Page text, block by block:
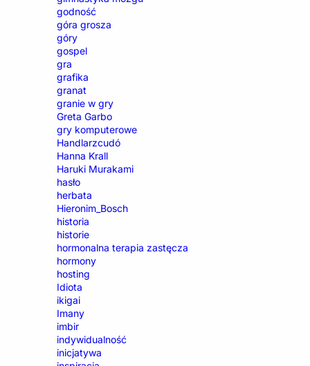
godność
góra grosza
góry
gospel
gra
grafika
granat
granie w gry
Greta Garbo
gry komputerowe
Handlarzcudó
Hanna Krall
Haruki Murakami
hasło
herbata
Hieronim_Bosch
historia
historie
hormonalna terapia zastęcza
hormony
hosting
Idiota
ikigai
Imany
imbir
indywidualność
inicjatywa